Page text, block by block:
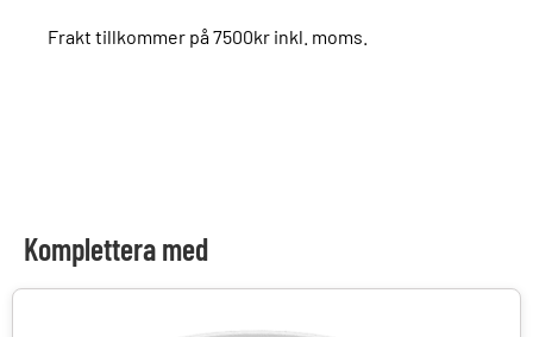
Frakt tillkommer på 7500kr inkl. moms.
Komplettera med